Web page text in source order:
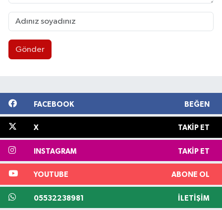
Gönder
FACEBOOK BEĞEN
X TAKIP ET
INSTAGRAM TAKIP ET
YOUTUBE ABONE OL
05532238981 İLETIŞIM